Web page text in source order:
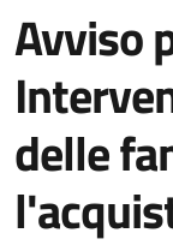
Avviso
delle